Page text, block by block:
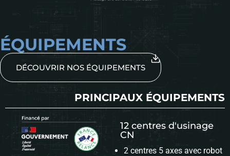
ÉQUIPEMENTS
DÉCOUVRIR NOS ÉQUIPEMENTS
PRINCIPAUX ÉQUIPEMENTS
12 centres d'usinage
CN
2 centres 5 axes avec robot